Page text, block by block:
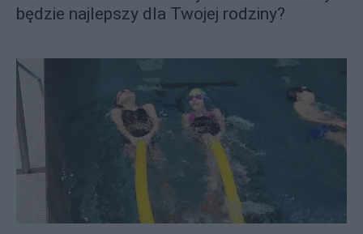
będzie najlepszy dla Twojej rodziny?